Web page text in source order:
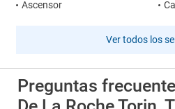
Ascensor
Ver todos los
Preguntas